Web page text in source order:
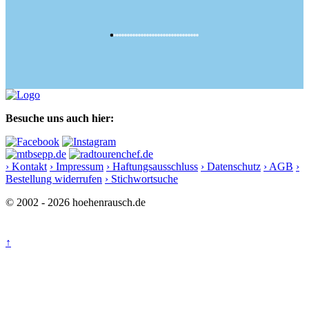
Besuche uns auch hier:
› Kontakt › Impressum › Haftungsausschluss › Datenschutz › AGB ›
Bestellung widerrufen › Stichwortsuche
© 2002 - 2026 hoehenrausch.de
↑